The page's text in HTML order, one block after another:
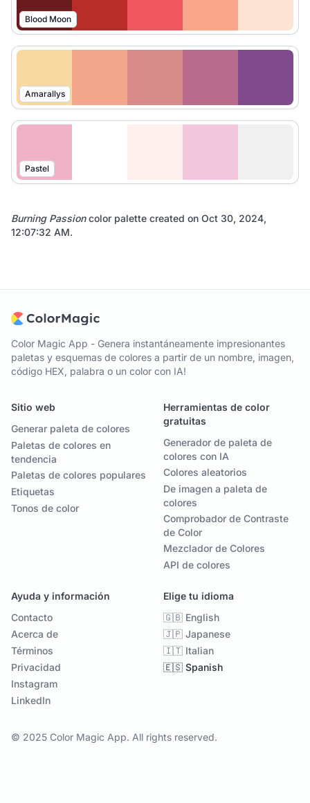
Blood Moon
Amarallys
Pastel
Burning Passioncolor palette created on Oct 30, 2024,
12:07:32 AM.
Color Magic App - Genera instantáneamente impresionantes
paletas y esquemas de colores a partir de un nombre, imagen,
código HEX, palabra o un color con IA!
Sitio web
Generar paleta de colores
Paletas de colores en
tendencia
Paletas de colores populares
Etiquetas
Tonos de color
Herramientas de color
gratuitas
Generador de paleta de
colores con IA
Colores aleatorios
De imagen a paleta de
colores
Comprobador de Contraste
de Color
Mezclador de Colores
API de colores
Ayuda y información
Contacto
Acerca de
Términos
Privacidad
Instagram
LinkedIn
Elige tu idioma
🇬🇧 English
🇯🇵 Japanese
🇮🇹 Italian
🇪🇸 Spanish
© 2025 Color Magic App. All rights reserved.